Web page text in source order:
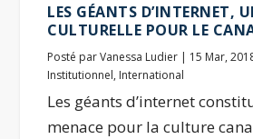
LES GÉANTS D’INTERNET,
CULTURELLE POUR LE
Posté parVanessa Ludier | 15 Mar,
Institutionnel, International
Les géants d’internet
menace pour la culture